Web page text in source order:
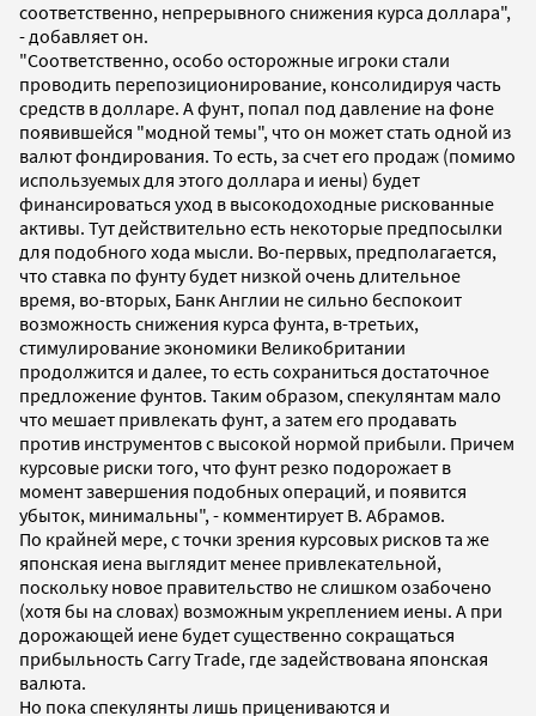
соответственно, непрерывного снижения курса доллара",
- добавляет он.
"Соответственно, особо осторожные игроки стали
проводить перепозиционирование, консолидируя часть
средств в долларе. А фунт, попал под давление на фоне
появившейся "модной темы", что он может стать одной из
валют фондирования. То есть, за счет его продаж (помимо
используемых для этого доллара и иены) будет
финансироваться уход в высокодоходные рискованные
активы. Тут действительно есть некоторые предпосылки
для подобного хода мысли. Во-первых, предполагается,
что ставка по фунту будет низкой очень длительное
время, во-вторых, Банк Англии не сильно беспокоит
возможность снижения курса фунта, в-третьих,
стимулирование экономики Великобритании
продолжится и далее, то есть сохраниться достаточное
предложение фунтов. Таким образом, спекулянтам мало
что мешает привлекать фунт, а затем его продавать
против инструментов с высокой нормой прибыли. Причем
курсовые риски того, что фунт резко подорожает в
момент завершения подобных операций, и появится
убыток, минимальны", - комментирует В. Абрамов.
По крайней мере, с точки зрения курсовых рисков та же
японская иена выглядит менее привлекательной,
поскольку новое правительство не слишком озабочено
(хотя бы на словах) возможным укреплением иены. А при
дорожающей иене будет существенно сокращаться
прибыльность Carry Trade, где задействована японская
валюта.
Но пока спекулянты лишь прицениваются и